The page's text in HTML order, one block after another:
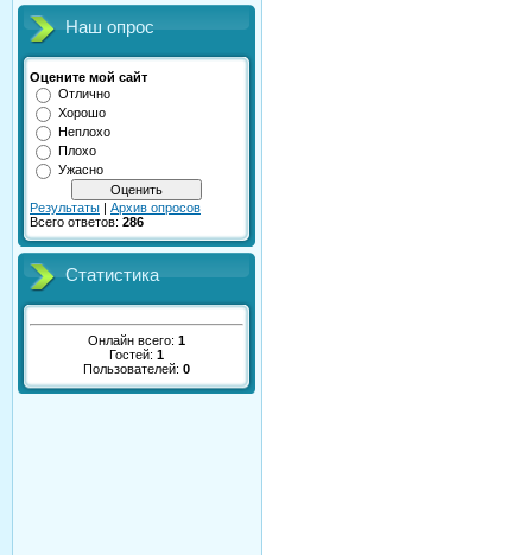
Наш опрос
Оцените мой сайт
Отлично
Хорошо
Неплохо
Плохо
Ужасно
Результаты | Архив опросов
Всего ответов: 286
Статистика
Онлайн всего: 1
Гостей: 1
Пользователей: 0